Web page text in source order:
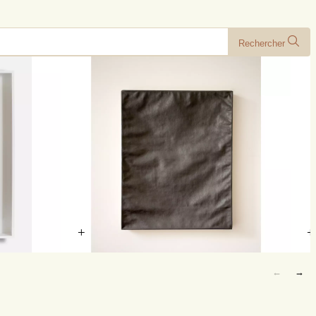
Rechercher
+ +
← →